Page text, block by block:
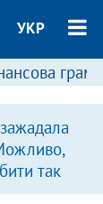
УКР
так